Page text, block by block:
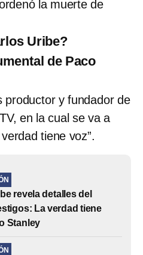
la muerte de
Uribe?
de Paco
productor y fundador de
en la cual se va a
tiene voz”.
revela detalles del
La verdad tiene
Stanley